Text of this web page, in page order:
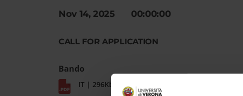
Nov 14, 2025 00:00:00
CALL FOR APPLICATION
Bando
IT | 296Kb